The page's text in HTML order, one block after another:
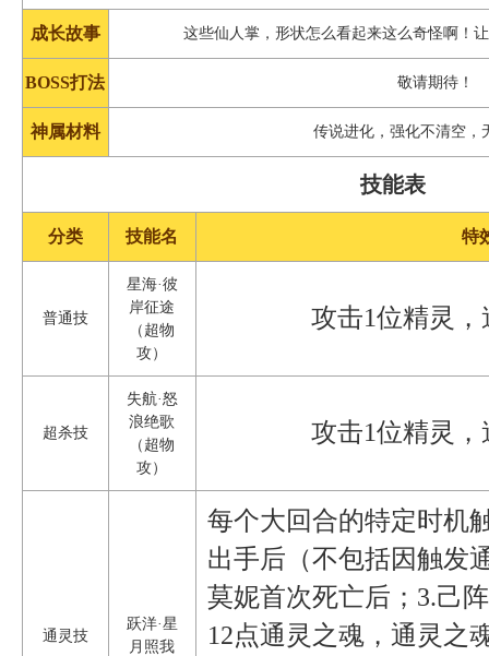
成长故事 这些仙人掌，形状怎么看起来这么奇怪啊
BOSS打法 敬请期待！
神属材料 传说进化，强化不清空，
技能表
分类 技能名 特
普通技
星海·彼
岸征途
（超物
攻）
攻击1位精灵，
超杀技
失航·怒
浪绝歌
（超物
攻）
攻击1位精灵，
通灵技
跃洋·星
月照我
每个大回合的特定时机
出手后（不包括因触发
莫妮首次死亡后；3.己
12点通灵之魂，通灵之